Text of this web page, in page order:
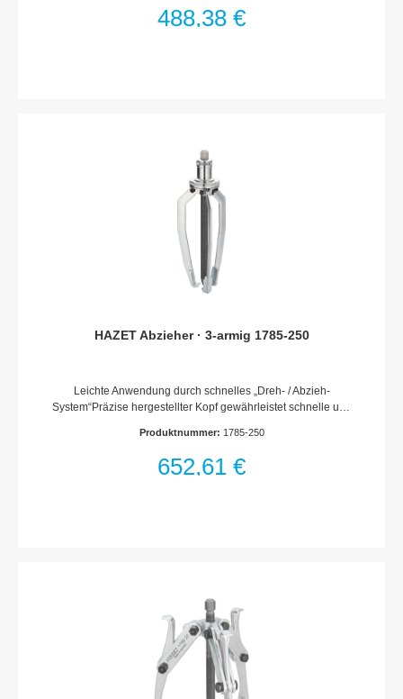
Spindelspitze ermöglicht AnwendungsvielfaltEinfache
488,38 €
HAZET Abzieher · 3-armig 1785-250
Leichte Anwendung durch schnelles „Dreh- / Abzieh-
System“Präzise hergestellter Kopf gewährleistet schnelle und
Haken-Zugbelastung durch hochwertigen Stahl und thermo-
chemische BehandlungFlexible, auswechselbare
Spindelspitze ermöglicht AnwendungsvielfaltEinfache
Produktnummer: 1785-250
652,61 €